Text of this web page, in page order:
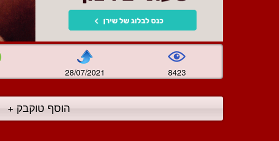
28/07/2021 8423
הוסף טוקבק +